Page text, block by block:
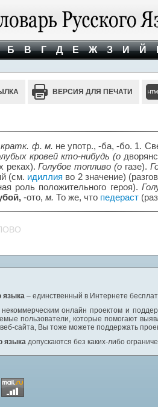
Б В Г Д Е Ж З И Й
ВЕРСИЯ ДЛЯ ПЕЧАТИ
кратк. ф. м. не употр., -ба, -бо. 1.
кровей кто-нибудь (о
реках).Голубое топливо (о газе).
(см. идиллия во 2 значение)
роль положительного героя).
-ото, м. То же, что педераст
языка – единственный в Интернете
онлайн проектом и
пользователи, которые помогают
сайта, Вы тоже можете поддержать
языка допускаются без каких-либо